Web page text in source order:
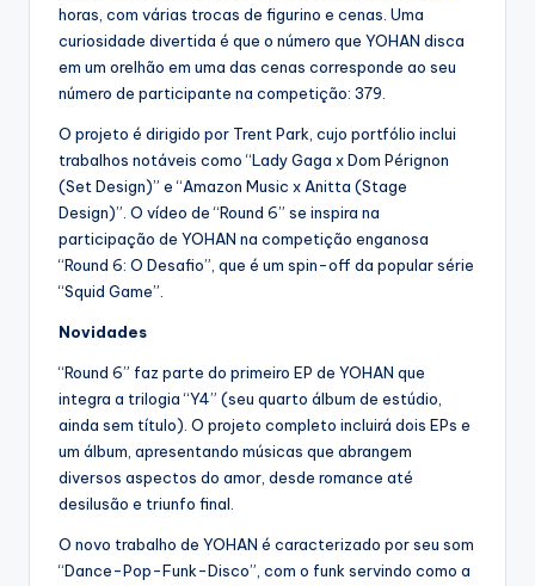
horas, com várias trocas de figurino e cenas. Uma
curiosidade divertida é que o número que YOHAN disca
em um orelhão em uma das cenas corresponde ao seu
número de participante na competição: 379.
O projeto é dirigido por Trent Park, cujo portfólio inclui
trabalhos notáveis como “Lady Gaga x Dom Pérignon
(Set Design)” e “Amazon Music x Anitta (Stage
Design)”. O vídeo de “Round 6” se inspira na
participação de YOHAN na competição enganosa
“Round 6: O Desafio”, que é um spin-off da popular série
“Squid Game”.
Novidades
“Round 6” faz parte do primeiro EP de YOHAN que
integra a trilogia “Y4” (seu quarto álbum de estúdio,
ainda sem título). O projeto completo incluirá dois EPs e
um álbum, apresentando músicas que abrangem
diversos aspectos do amor, desde romance até
desilusão e triunfo final.
O novo trabalho de YOHAN é caracterizado por seu som
“Dance-Pop-Funk-Disco”, com o funk servindo como a